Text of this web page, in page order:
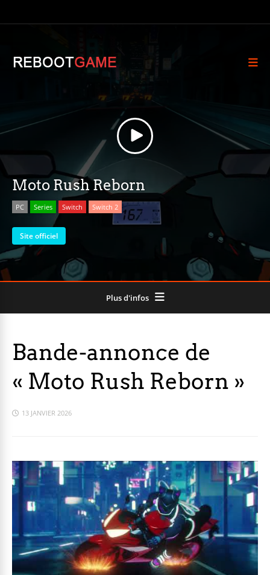
Moto Rush Reborn
PC Series Switch Switch 2
Site officiel
Plus d'infos
Bande-annonce de
« Moto Rush Reborn »
13 JANVIER 2026